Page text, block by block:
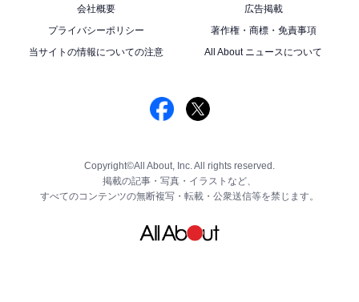
会社概要
広告掲載
プライバシーポリシー
著作権・商標・免責事項
当サイトの情報についての注意
All About ニュースについて
Copyright©All About, Inc. All rights reserved.
掲載の記事・写真・イラストなど、
すべてのコンテンツの無断複写・転載・公衆送信等を禁じます。